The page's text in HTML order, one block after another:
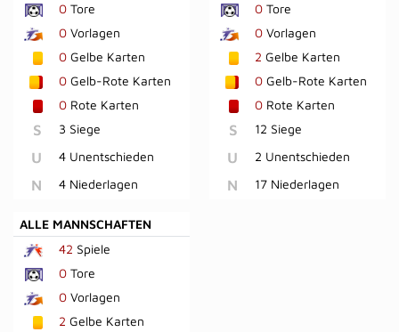
0 Tore
0 Vorlagen
0 Gelbe Karten
0 Gelb-Rote Karten
0 Rote Karten
S 3 Siege
U 4 Unentschieden
N 4 Niederlagen
0Tore
0Vorlagen
2 Gelbe Karten
0Gelb-Rote Karten
0Rote Karten
S 12 Siege
U 2 Unentschieden
N 17 Niederlagen
ALLE MANNSCHAFTEN
42 Spiele
0 Tore
0 Vorlagen
2 Gelbe Karten